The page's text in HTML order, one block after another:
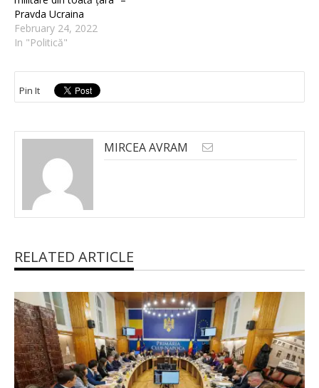
Pravda Ucraina
February 24, 2022
In "Politică"
Pin It
MIRCEA AVRAM
RELATED ARTICLE